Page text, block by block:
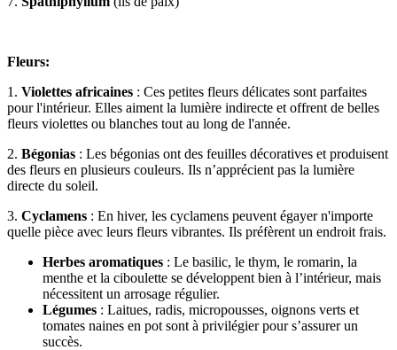
Fleurs:
1. Violettes africaines : Ces petites fleurs délicates sont parfaites
pour l'intérieur. Elles aiment la lumière indirecte et offrent de belles
fleurs violettes ou blanches tout au long de l'année.
2. Bégonias : Les bégonias ont des feuilles décoratives et produisent
des fleurs en plusieurs couleurs. Ils n’apprécient pas la lumière
directe du soleil.
3. Cyclamens : En hiver, les cyclamens peuvent égayer n'importe
quelle pièce avec leurs fleurs vibrantes. Ils préfèrent un endroit frais.
Herbes aromatiques : Le basilic, le thym, le romarin, la
menthe et la ciboulette se développent bien à l’intérieur, mais
nécessitent un arrosage régulier.
Légumes : Laitues, radis, micropousses, oignons verts et
tomates naines en pot sont à privilégier pour s’assurer un
succès.